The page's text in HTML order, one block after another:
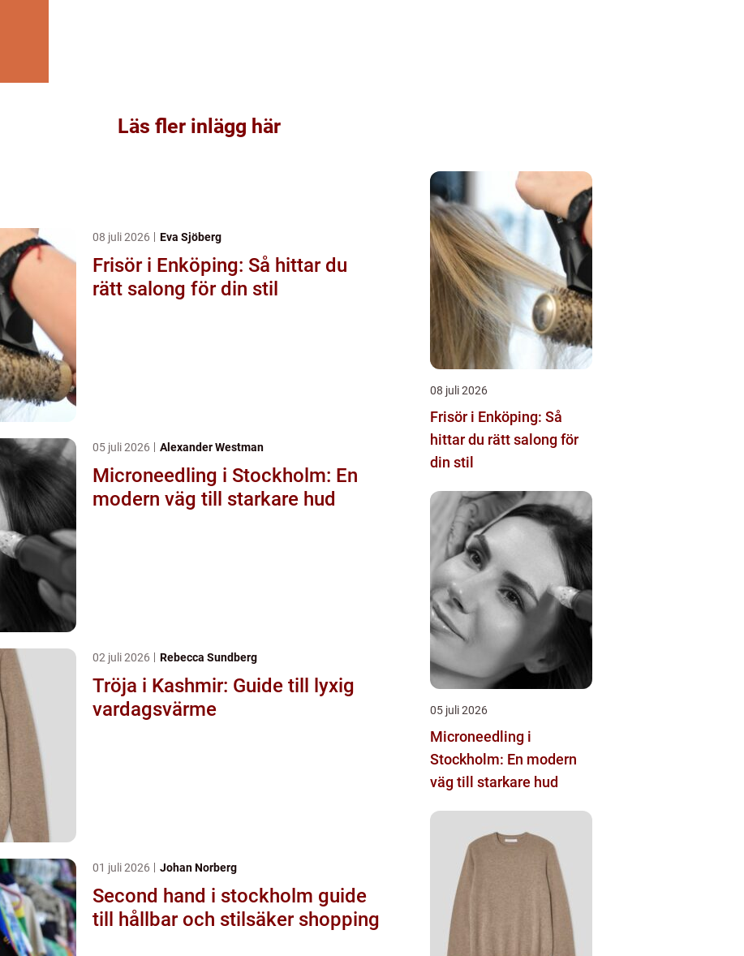
Läs fler inlägg här
08 juli 2026 Eva Sjöberg
Frisör i Enköping: Så hittar du
rätt salong för din stil
05 juli 2026 Alexander Westman
Microneedling i Stockholm: En
modern väg till starkare hud
02 juli 2026 Rebecca Sundberg
Tröja i Kashmir: Guide till lyxig
vardagsvärme
01 juli 2026 Johan Norberg
Second hand i stockholm guide
till hållbar och stilsäker shopping
08 juli 2026
Frisör i Enköping: Så
hittar du rätt salong för
din stil
05 juli 2026
Microneedling i
Stockholm: En modern
väg till starkare hud